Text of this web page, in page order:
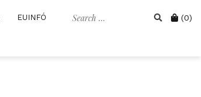
Search Cart
(0)
EUINFÓ